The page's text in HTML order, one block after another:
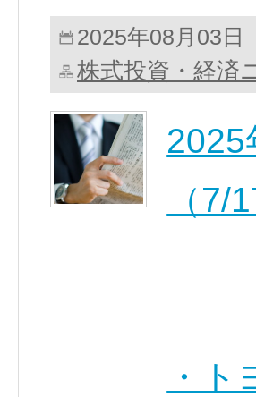
2025年08月03日
株式投資・経済
（7/
・